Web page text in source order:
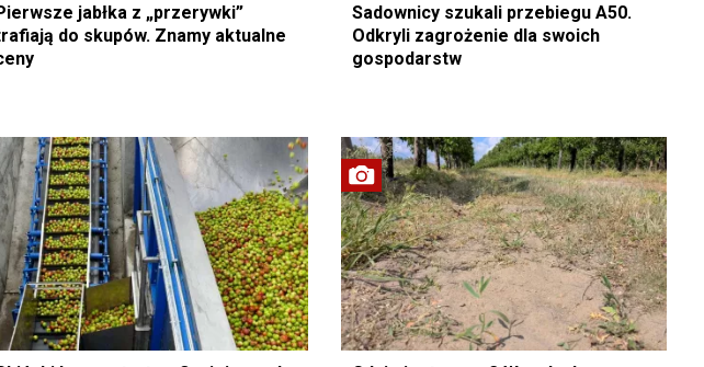
jabłka z „przerywki”
do skupów. Znamy aktualne
Sadownicy szukali przebiegu A50.
Odkryli zagrożenie dla swoich
gospodarstw